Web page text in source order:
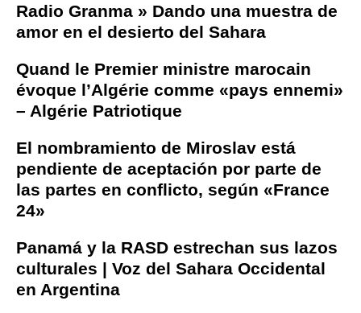
Radio Granma » Dando una muestra de
amor en el desierto del Sahara
Quand le Premier ministre marocain
évoque l’Algérie comme «pays ennemi»
– Algérie Patriotique
El nombramiento de Miroslav está
pendiente de aceptación por parte de
las partes en conflicto, según «France
24»
Panamá y la RASD estrechan sus lazos
culturales | Voz del Sahara Occidental
en Argentina